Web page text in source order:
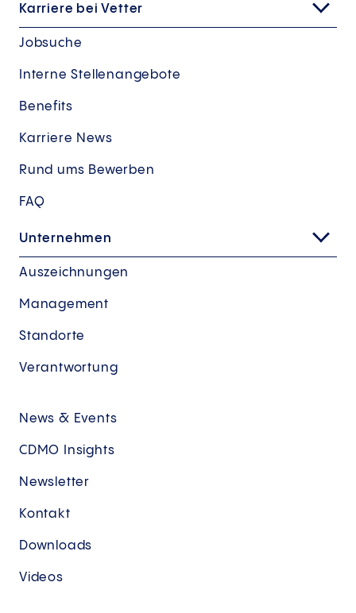
Karriere bei Vetter
Jobsuche
Interne Stellenangebote
Benefits
Karriere News
Rund ums Bewerben
FAQ
Unternehmen
Auszeichnungen
Management
Standorte
Verantwortung
News & Events
CDMO Insights
Newsletter
Kontakt
Downloads
Videos